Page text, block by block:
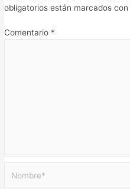
obligatorios están marcados con
Comentario *